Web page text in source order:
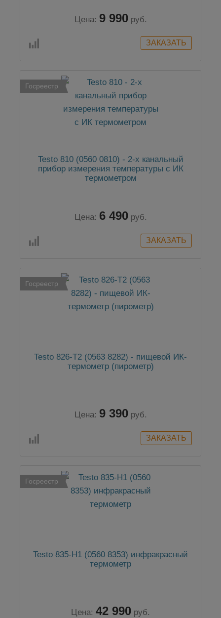
Цена: 9 990 руб.
Госреестр
Testo 810 (0560 0810) - 2-х канальный
прибор измерения температуры с ИК
термометром
Цена: 6 490 руб.
Госреестр
Testo 826-T2 (0563 8282) - пищевой ИК-
термометр (пирометр)
Цена: 9 390 руб.
Госреестр
Testo 835-H1 (0560 8353) инфракрасный
термометр
Цена: 42 990 руб.